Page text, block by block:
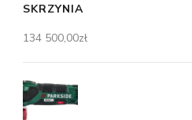
SKRZYNIA
134 500,00zł